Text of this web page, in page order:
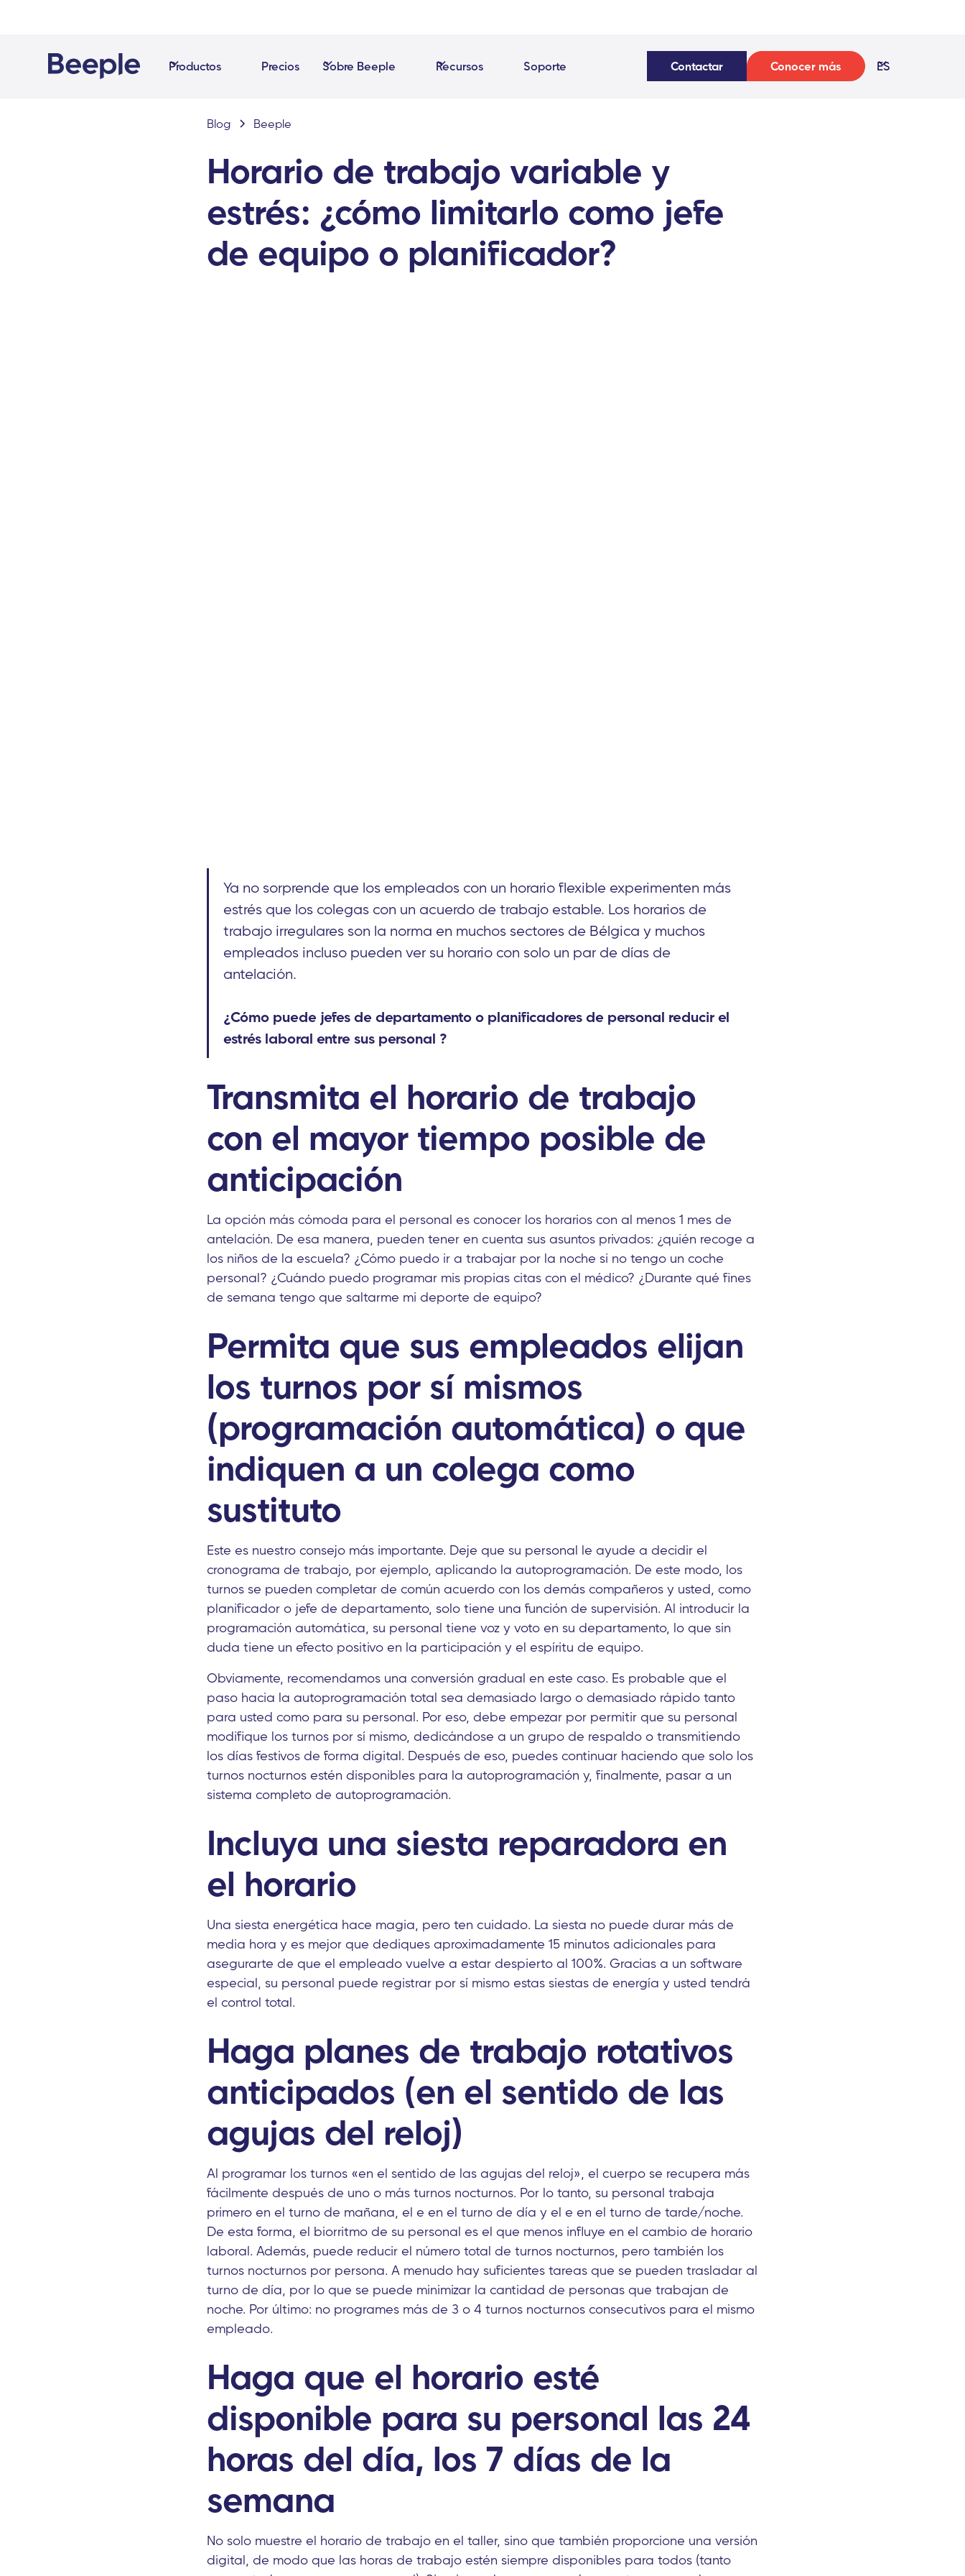
Productos Precios Sobre Beeple Recursos Soporte Contactar Conocer más ES
Blog Beeple
Horario de trabajo variable y
estrés: ¿cómo limitarlo como jefe
de equipo o planificador?
Ya no sorprende que los empleados con un horario flexible experimenten más
estrés que los colegas con un acuerdo de trabajo estable. Los horarios de
trabajo irregulares son la norma en muchos sectores de Bélgica y muchos
empleados incluso pueden ver su horario con solo un par de días de
antelación.
¿Cómo puede jefes de departamento o planificadores de personal reducir el
estrés laboral entre sus personal ?
Transmita el horario de trabajo
con el mayor tiempo posible de
anticipación
La opción más cómoda para el personal es conocer los horarios con al menos 1 mes de
antelación. De esa manera, pueden tener en cuenta sus asuntos privados: ¿quién recoge a
los niños de la escuela? ¿Cómo puedo ir a trabajar por la noche si no tengo un coche
personal? ¿Cuándo puedo programar mis propias citas con el médico? ¿Durante qué fines
de semana tengo que saltarme mi deporte de equipo?
Permita que sus empleados elijan
los turnos por sí mismos
(programación automática) o que
indiquen a un colega como
sustituto
Este es nuestro consejo más importante. Deje que su personal le ayude a decidir el
cronograma de trabajo, por ejemplo, aplicando la autoprogramación. De este modo, los
turnos se pueden completar de común acuerdo con los demás compañeros y usted, como
planificador o jefe de departamento, solo tiene una función de supervisión. Al introducir la
programación automática, su personal tiene voz y voto en su departamento, lo que sin
duda tiene un efecto positivo en la participación y el espíritu de equipo.
Obviamente, recomendamos una conversión gradual en este caso. Es probable que el
paso hacia la autoprogramación total sea demasiado largo o demasiado rápido tanto
para usted como para su personal. Por eso, debe empezar por permitir que su personal
modifique los turnos por sí mismo, dedicándose a un grupo de respaldo o transmitiendo
los días festivos de forma digital. Después de eso, puedes continuar haciendo que solo los
turnos nocturnos estén disponibles para la autoprogramación y, finalmente, pasar a un
sistema completo de autoprogramación.
Incluya una siesta reparadora en
el horario
Una siesta energética hace magia, pero ten cuidado. La siesta no puede durar más de
media hora y es mejor que dediques aproximadamente 15 minutos adicionales para
asegurarte de que el empleado vuelve a estar despierto al 100%. Gracias a un software
especial, su personal puede registrar por sí mismo estas siestas de energía y usted tendrá
el control total.
Haga planes de trabajo rotativos
anticipados (en el sentido de las
agujas del reloj)
Al programar los turnos «en el sentido de las agujas del reloj», el cuerpo se recupera más
fácilmente después de uno o más turnos nocturnos. Por lo tanto, su personal trabaja
primero en el turno de mañana, el e en el turno de día y el e en el turno de tarde/noche.
De esta forma, el biorritmo de su personal es el que menos influye en el cambio de horario
laboral. Además, puede reducir el número total de turnos nocturnos, pero también los
turnos nocturnos por persona. A menudo hay suficientes tareas que se pueden trasladar al
turno de día, por lo que se puede minimizar la cantidad de personas que trabajan de
noche. Por último: no programes más de 3 o 4 turnos nocturnos consecutivos para el mismo
empleado.
Haga que el horario esté
disponible para su personal las 24
horas del día, los 7 días de la
semana
No solo muestre el horario de trabajo en el taller, sino que también proporcione una versión
digital, de modo que las horas de trabajo estén siempre disponibles para todos (tanto